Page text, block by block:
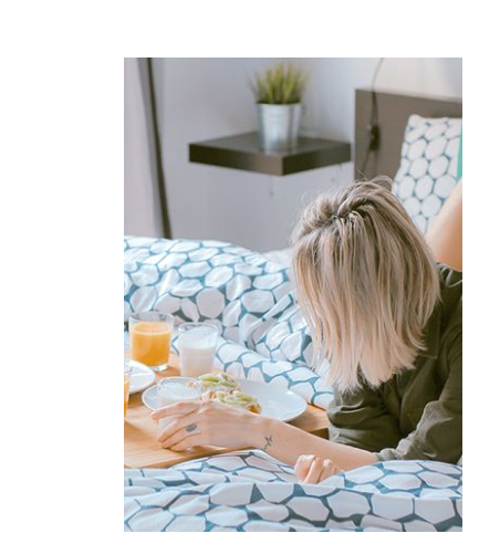
Adria Drvenik
Adria Drvenik ne nudi samo smještaj i
ukusnu hranu. Ovdje smo da se
pobrinemo za sve Vaše potrebe, te
da Vam osiguramo ljetovanje iz
snova.
ZATRAŽI PONUDE